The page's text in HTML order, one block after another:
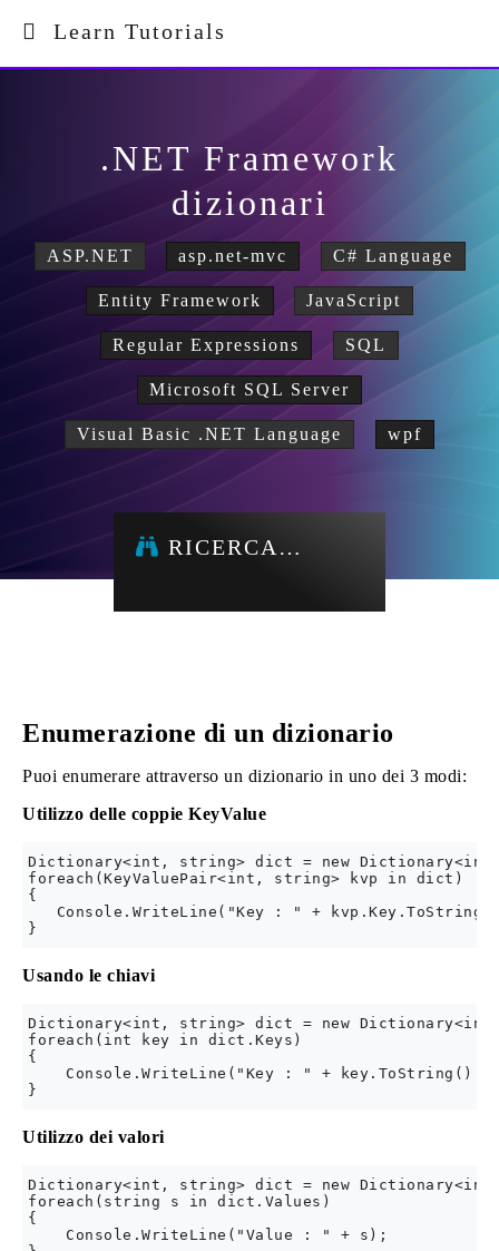
Learn Tutorials
.NET Framework
dizionari
ASP.NET asp.net-mvc C# Language
Entity Framework JavaScript
Regular Expressions SQL
Microsoft SQL Server
Visual Basic .NET Language wpf
RICERCA…
Enumerazione di un dizionario
Puoi enumerare attraverso un dizionario in uno dei 3 modi:
Utilizzo delle coppie KeyValue
Dictionary<int, string> dict = new
foreach(KeyValuePair<int, string> kvp in dict)
{
Console.WriteLine("Key : " +
Usando le chiavi
Dictionary<int, string> dict = new
foreach(int key in dict.Keys)
{
Console.WriteLine("Key : " + key.ToString()
Utilizzo dei valori
Dictionary<int, string> dict = new
foreach(string s in dict.Values)
{
    Console.WriteLine("Value : " + s);